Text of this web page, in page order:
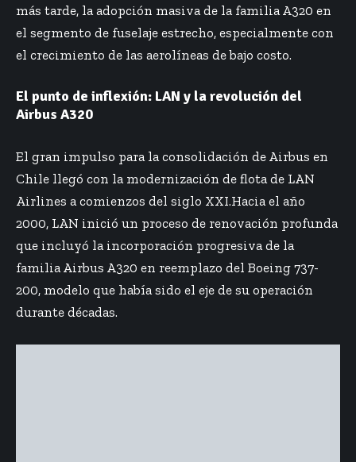
más tarde, la adopción masiva de la familia A320 en
el segmento de fuselaje estrecho, especialmente con
el crecimiento de las aerolíneas de bajo costo.
El punto de inflexión: LAN y la revolución del
Airbus A320
El gran impulso para la consolidación de Airbus en
Chile llegó con la modernización de flota de LAN
Airlines a comienzos del siglo XXI.Hacia el año
2000, LAN inició un proceso de renovación profunda
que incluyó la incorporación progresiva de la
familia Airbus A320 en reemplazo del Boeing 737-
200, modelo que había sido el eje de su operación
durante décadas.